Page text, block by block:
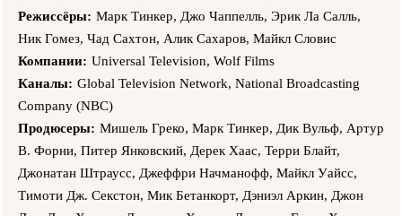
Бритт Барон, Лейф Гантвурт, Эрик Лэйн, Клэнси Браун,
Билли Бёрк, Марк Дакаскос, Марио Ван Пиблз, Энн Хеч,
Ноэль Гульеми, Дилан Бейкер, Роберт Неппер, Джон К.
МакГинли, Майкл Бич, Джонатон Шек, Ричард Брукс, Мекхай
Файфер, Дэш Майок, Айс-Ти, Марк Пеллегрино, Дэн Уоллер,
Питер Грин, Роберт Уиздом, Кевин Дж. О'Коннор, Майкл
Гэстон, Майкл Нури, Брайан Джерати, Майкл Рисполи,
Элизабет Рейнерс, Эсай Моралес, Брайан Дж. Уайт, Карл
Уэзерс, Даллас Робертс, Титус Уэлливер, Эрик Бальфур,
Нора Данн, Дэвид Зайас, Тимоти В. Мерфи, Лу Тэйлор
Режиссёры: Марк Тинкер, Джо Чаппелль, Эрик Ла Салль,
Ник Гомез, Чад Саxтон, Алик Сахаров, Майкл Словис
Компании: Universal Television, Wolf Films
Каналы: Global Television Network, National Broadcasting
Company (NBC)
Продюсеры: Мишель Греко, Марк Тинкер, Дик Вульф, Артур
В. Форни, Питер Янковский, Дерек Хаас, Терри Блайт,
Джонатан Штраусс, Джеффри Начманофф, Майкл Уайсс,
Тимоти Дж. Секстон, Мик Бетанкорт, Дэниэл Аркин, Джон